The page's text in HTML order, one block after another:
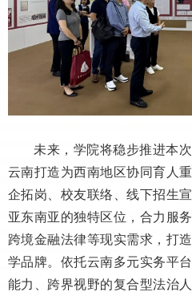
未来，学院将稳步推进本
云南打造为西南地区协同育人
企拓岗、校友联络、线下招生
亚东南亚的独特区位，合力服
跨境金融法律等现实需求，打
学品牌。依托云南多元实务平
能力、跨界视野的复合型法治